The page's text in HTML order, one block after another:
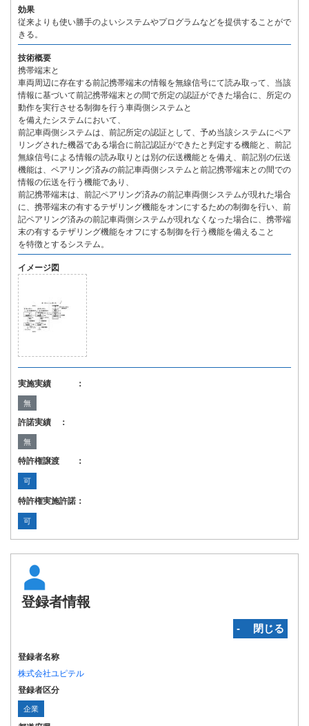
効果
従来よりも使い勝手のよいシステムやプログラムなどを提供することがで
きる。
技術概要
携帯端末と
車両周辺に存在する前記携帯端末の情報を無線信号にて読み取って、当該
情報に基づいて前記携帯端末との間で所定の認証ができた場合に、所定の
動作を実行させる制御を行う車両側システムと
を備えたシステムにおいて、
前記車両側システムは、前記所定の認証として、予め当該システムにペア
リングされた機器である場合に前記認証ができたと判定する機能と、前記
無線信号による情報の読み取りとは別の伝送機能とを備え、前記別の伝送
機能は、ペアリング済みの前記車両側システムと前記携帯端末との間での
情報の伝送を行う機能であり、
前記携帯端末は、前記ペアリング済みの前記車両側システムが現れた場合
に、携帯端末の有するテザリング機能をオンにするための制御を行い、前
記ペアリング済みの前記車両側システムが現れなくなった場合に、携帯端
末の有するテザリング機能をオフにする制御を行う機能を備えること
を特徴とするシステム。
イメージ図
実施実績 ：
無
許諾実績 ：
無
特許権譲渡 ：
可
特許権実施許諾：
可
登録者情報
‐ 閉じる
登録者名称
株式会社ユピテル
登録者区分
企業